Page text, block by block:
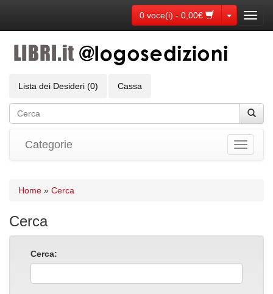
0 voce(i) - 0,00€ Toggle
Lista dei Desideri (0) Cassa
Toggle
Categorie
Home » Cerca
Cerca
Cerca: